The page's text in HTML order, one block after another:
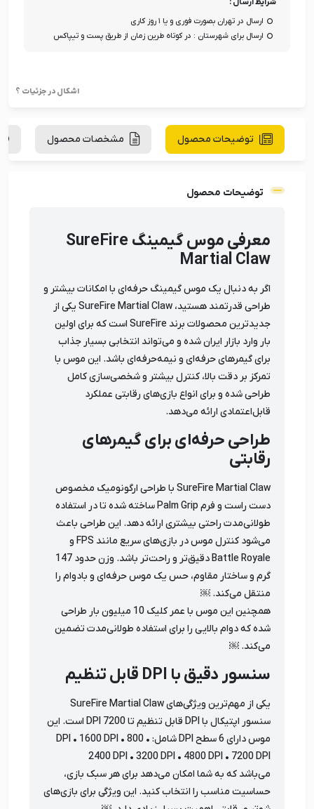
شرایط ارسال :
ارسال در تهران بصورت فوری و یا ۱ روز کاری
ارسال برای شهرستان : در کوتاه طرین زمان از طریق پست و تیپاکس
اشکال در جزئیات ؟
توضیحات محصول مشخصات محصول
توضیحات محصول
معرفی موس گیمینگ SureFire
Martial Claw
اگر به دنبال یک موس گیمینگ حرفه‌ای با امکانات بیشتر و
طراحی قدرتمند هستید، SureFire Martial Claw یکی از
جدیدترین محصولات برند SureFire است که برای اولین
بار وارد بازار ایران شده و می‌تواند انتخابی بسیار جذاب
برای گیمرهای حرفه‌ای و نیمه‌حرفه‌ای باشد. این موس با
تمرکز بر دقت بالا، کنترل بیشتر و شخصی‌سازی کامل
طراحی شده و برای انواع بازی‌های رقابتی عملکرد
قابل‌اعتمادی ارائه می‌دهد.
طراحی حرفه‌ای برای گیمرهای
رقابتی
SureFire Martial Claw با طراحی ارگونومیک مخصوص
دست راست و فرم Palm Grip ساخته شده تا در استفاده
طولانی‌مدت راحتی بیشتری ارائه دهد. این طراحی باعث
می‌شود کنترل موس در بازی‌های سریع مانند FPS و
Battle Royale دقیق‌تر و راحت‌تر باشد. وزن حدود 147
گرم و ساختار مقاوم، حس یک موس حرفه‌ای و بادوام را
منتقل می‌کند. ￼
همچنین این موس با عمر کلیک 10 میلیون بار طراحی
شده که دوام بالایی را برای استفاده طولانی‌مدت تضمین
می‌کند. ￼
سنسور دقیق با DPI قابل تنظیم
یکی از مهم‌ترین ویژگی‌های SureFire Martial Claw
سنسور اپتیکال با DPI قابل تنظیم تا 7200 DPI است. این
موس دارای 6 سطح DPI شامل: • 800 DPI • 1600 DPI •
2400 DPI • 3200 DPI • 4800 DPI • 7200 DPI
می‌باشد که به شما امکان می‌دهد برای هر سبک بازی،
حساسیت مناسب را انتخاب کنید. این ویژگی برای بازی‌های